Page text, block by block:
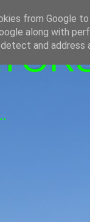
from Google
along with
and address